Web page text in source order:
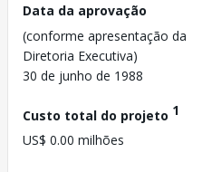
Data da aprovação
(conforme apresentação da
Diretoria Executiva)
30 de junho de 1988
Custo total do projeto 1
US$ 0.00 milhões